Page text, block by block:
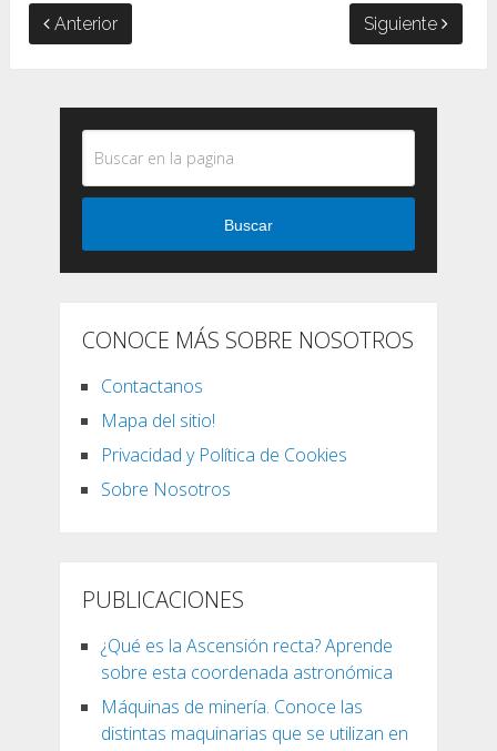
Anterior Siguiente
Buscar
CONOCE MÁS SOBRE NOSOTROS
Contactanos
Mapa del sitio!
Privacidad y Política de Cookies
Sobre Nosotros
PUBLICACIONES
¿Qué es la Ascensión recta? Aprende
sobre esta coordenada astronómica
Máquinas de minería. Conoce las
distintas maquinarias que se utilizan en